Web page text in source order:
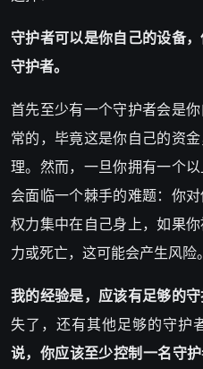
守护者可以是你自己的设备
守护者。
首先至少有一个守护者会是
常的，毕竟这是你自己的资
理。然而，一旦你拥有一个
会面临一个棘手的难题：你
权力集中在自己身上，如果
力或死亡，这可能会产生风险。
我的经验是，应该有足够的
失了，还有其他足够的守护
说，你应该至少控制一名守